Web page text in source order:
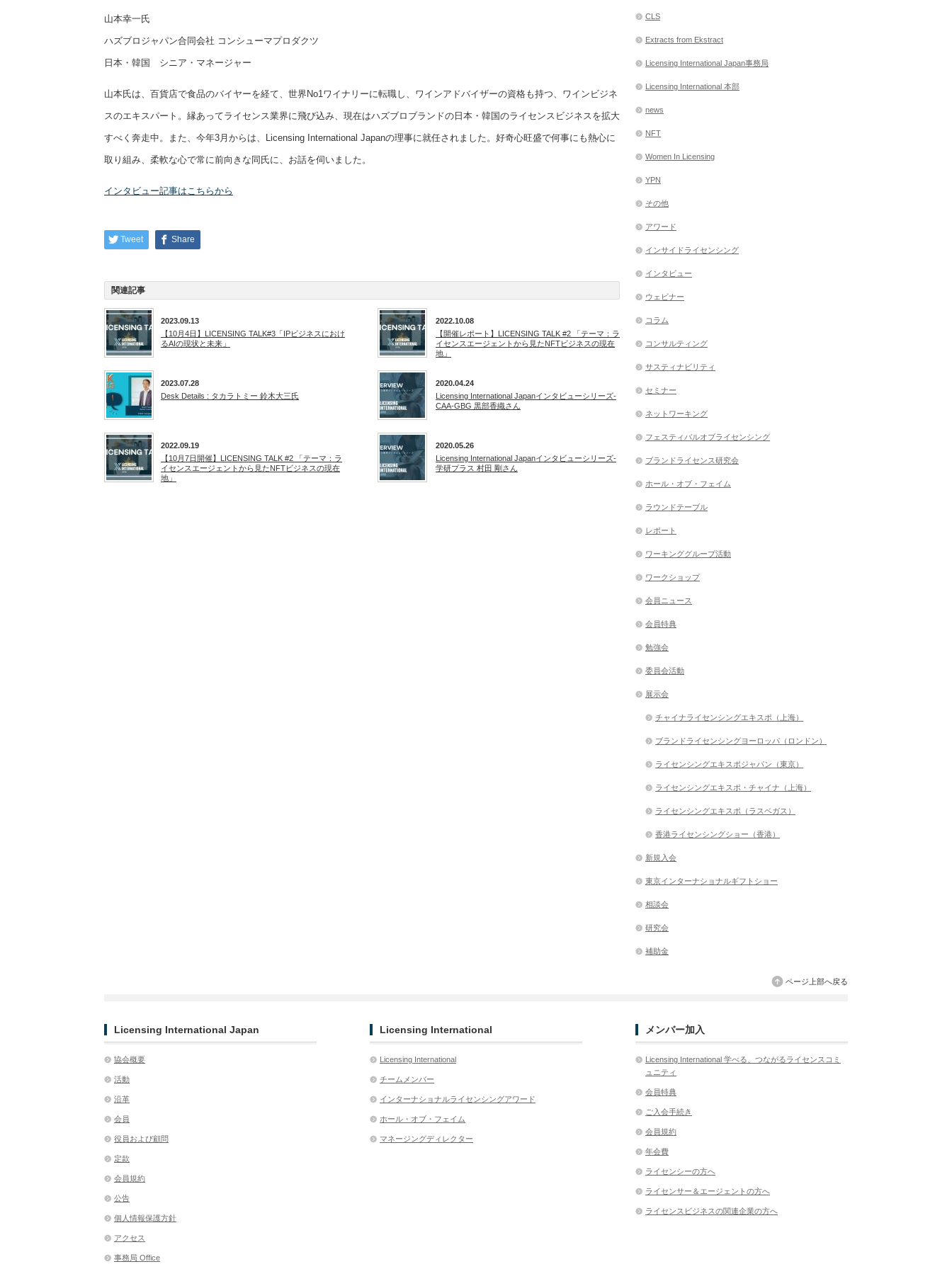
山本幸一氏
ハズブロジャパン合同会社 コンシューマプロダクツ
日本・韓国 シニア・マネージャー
山本氏は、百貨店で食品のバイヤーを経て、世界No1ワイナリーに転職し、ワインアドバイザーの資格も持つ、ワインビジネ
スのエキスパート。縁あってライセンス業界に飛び込み、現在はハズブロブランドの日本・韓国のライセンスビジネスを拡大
すべく奔走中。また、今年3月からは、Licensing International Japanの理事に就任されました。好奇心旺盛で何事にも熱心に
取り組み、柔軟な心で常に前向きな同氏に、お話を伺いました。
インタビュー記事はこちらから
Tweet Share
関連記事
2023.09.13
【10月4日】LICENSING TALK#3「IPビジネスにおけ
るAIの現状と未来」
2022.10.08
【開催レポート】LICENSING TALK #2 「テーマ：ラ
イセンスエージェントから見たNFTビジネスの現在
地」
2023.07.28
Desk Details : タカラトミー 鈴木大三氏
2020.04.24
Licensing International Japanインタビューシリーズ-
CAA-GBG 黒部香織さん
2022.09.19
【10月7日開催】LICENSING TALK #2 「テーマ：ラ
イセンスエージェントから見たNFTビジネスの現在
地」
2020.05.26
Licensing International Japanインタビューシリーズ-
学研プラス 村田 剛さん
CLS
Extracts from Ekstract
Licensing International Japan事務局
Licensing International 本部
news
NFT
Women In Licensing
YPN
その他
アワード
インサイドライセンシング
インタビュー
ウェビナー
コラム
コンサルティング
サスティナビリティ
セミナー
ネットワーキング
フェスティバルオブライセンシング
ブランドライセンス研究会
ホール・オブ・フェイム
ラウンドテーブル
レポート
ワーキンググループ活動
ワークショップ
会員ニュース
会員特典
勉強会
委員会活動
展示会
チャイナライセンシングエキスポ（上海）
ブランドライセンシングヨーロッパ（ロンドン）
ライセンシングエキスポジャパン（東京）
ライセンシングエキスポ・チャイナ（上海）
ライセンシングエキスポ（ラスベガス）
香港ライセンシングショー（香港）
新規入会
東京インターナショナルギフトショー
相談会
研究会
補助金
ページ上部へ戻る
Licensing International Japan
協会概要
活動
沿革
会員
役員および顧問
定款
会員規約
公告
個人情報保護方針
アクセス
事務局 Office
Licensing International
Licensing International
チームメンバー
インターナショナルライセンシングアワード
ホール・オブ・フェイム
マネージングディレクター
メンバー加入
Licensing International 学べる、つながるライセンスコミ
ュニティ
会員特典
ご入会手続き
会員規約
年会費
ライセンシーの方へ
ライセンサー＆エージェントの方へ
ライセンスビジネスの関連企業の方へ